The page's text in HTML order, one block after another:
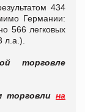
434
Германии:
566 легковых
торговле
торговли на